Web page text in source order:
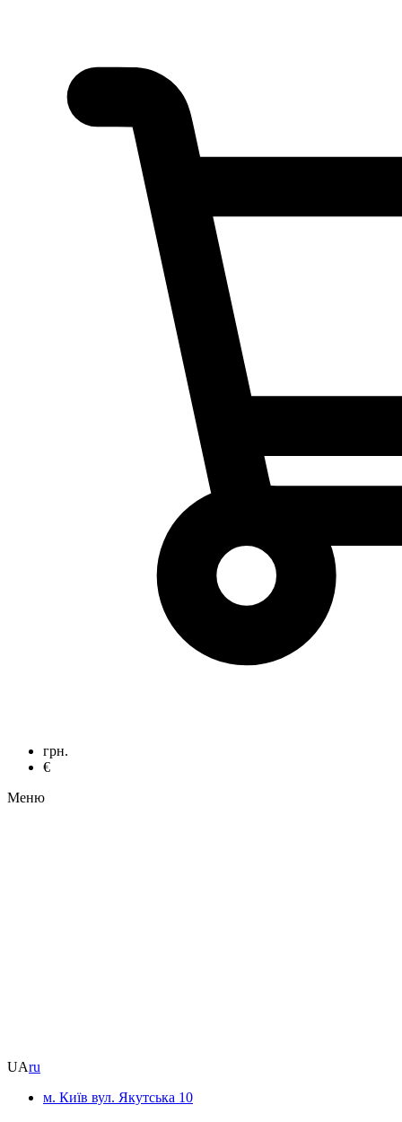
грн.
€
Меню
UAru
м. Київ вул. Якутська 10